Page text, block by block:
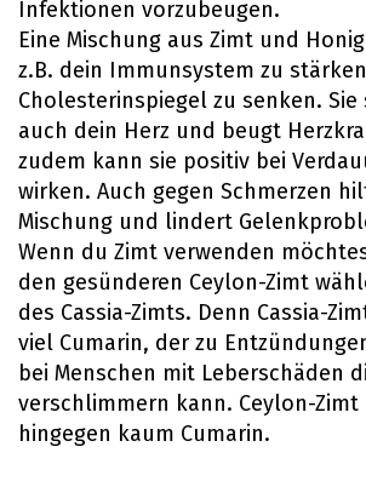
Infektionen vorzubeugen.
Eine Mischung aus Zimt und
z.B. dein Immunsystem zu
Cholesterinspiegel zu senken.
auch dein Herz und beugt
zudem kann sie positiv bei
wirken. Auch gegen Schmerzen
Mischung und lindert
Wenn du Zimt verwenden
den gesünderen Ceylon-Zimt
des Cassia-Zimts. Denn Cassia-
viel Cumarin, der zu
bei Menschen mit Leberschäden
verschlimmern kann. Ceylon-
hingegen kaum Cumarin.